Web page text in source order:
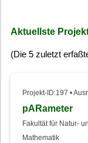
Datenschutz
Aktuellste
(Die 5 zuletzt
Projekt-ID:197 •
pARameter
Fakultät für Natur-
Mathematik